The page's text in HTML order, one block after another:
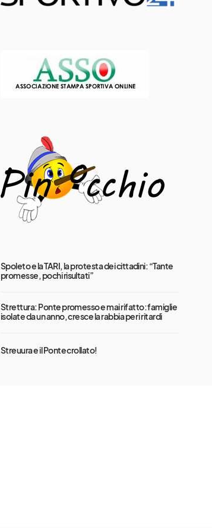
Spoleto e la TARI, la protesta dei cittadini: “Tante
promesse, pochi risultati”
Strettura: Ponte promesso e mai rifatto: famiglie
isolate da un anno, cresce la rabbia per i ritardi
Streuura e il Ponte crollato!